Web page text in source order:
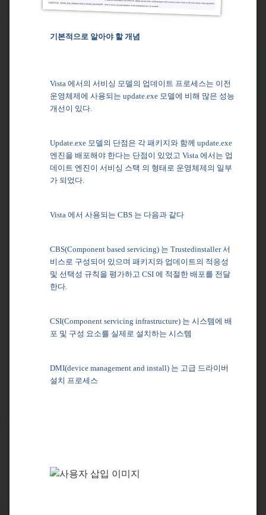
기본적으로 알아야 할 개념
Vista 에서의 서비싱 모델의 업데이트 프로세스는 이전
운영체제에 사용되는 update.exe 모델에 비해 많은 성능
개선이 있다.
Update.exe 모델의 단점은 각 패키지와 함께 update.exe
엔진을 배포해야 한다는 단점이 있었고 Vista 에서는 업
데이트 엔진이 서비싱 스택 의 형태로 운영체제의 일부
가 되었다.
Vista 에서 사용되는 CBS 는 다음과 같다
CBS(Component based servicing) 는 Trustedinstaller 서
비스로 구성되어 있으며 패키지와 업데이트의 적응성
및 선택성 규칙을 평가하고 CSI 에 적절한 배포를 전달
한다.
CSI(Component servicing infrastructure) 는 시스템에 배
포 및 구성 요소를 실제로 설치하는 시스템
DMI(device management and install) 는 고급 드라이버
설치 프로세스